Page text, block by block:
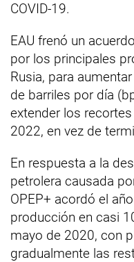
COVID-19.
EAU frenó un
por los principales
Rusia, para
de barriles por día
extender los
2022, en vez de
En respuesta a la
petrolera causada
OPEP+ acordó el
producción en casi
mayo de 2020, con
gradualmente las